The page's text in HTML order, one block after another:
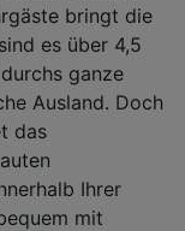
bringt die
es über 4,5
ganze
Ausland. Doch
das
Ihrer
mit